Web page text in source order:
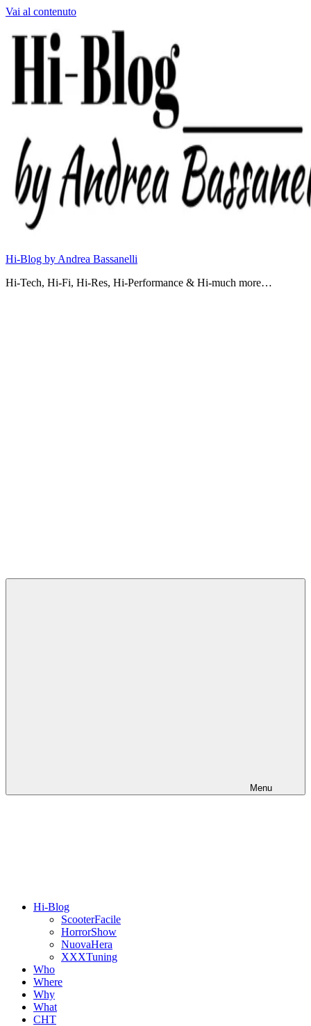
Vai al contenuto
Hi-Blog by Andrea Bassanelli
Hi-Tech, Hi-Fi, Hi-Res, Hi-Performance & Hi-much more…
Menu
Hi-Blog
ScooterFacile
HorrorShow
NuovaHera
XXXTuning
Who
Where
Why
What
CHT